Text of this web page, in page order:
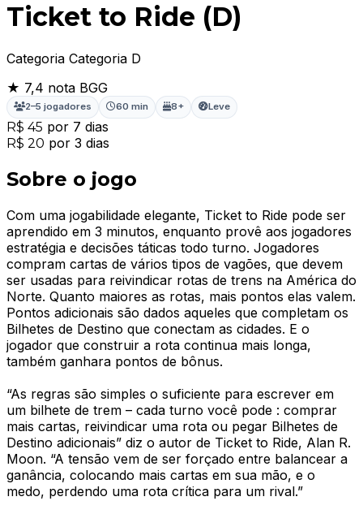
Ticket to Ride (D)
Categoria Categoria D
★ 7,4 nota BGG
2–5 jogadores 60 min 8+ Leve
R$ 45 por 7 dias
R$ 20 por 3 dias
Sobre o jogo
Com uma jogabilidade elegante, Ticket to Ride pode ser
aprendido em 3 minutos, enquanto provê aos jogadores
estratégia e decisões táticas todo turno. Jogadores
compram cartas de vários tipos de vagões, que devem
ser usadas para reivindicar rotas de trens na América do
Norte. Quanto maiores as rotas, mais pontos elas valem.
Pontos adicionais são dados aqueles que completam os
Bilhetes de Destino que conectam as cidades. E o
jogador que construir a rota continua mais longa,
também ganhara pontos de bônus.
“As regras são simples o suficiente para escrever em
um bilhete de trem – cada turno você pode : comprar
mais cartas, reivindicar uma rota ou pegar Bilhetes de
Destino adicionais” diz o autor de Ticket to Ride, Alan R.
Moon. “A tensão vem de ser forçado entre balancear a
ganância, colocando mais cartas em sua mão, e o
medo, perdendo uma rota crítica para um rival.”